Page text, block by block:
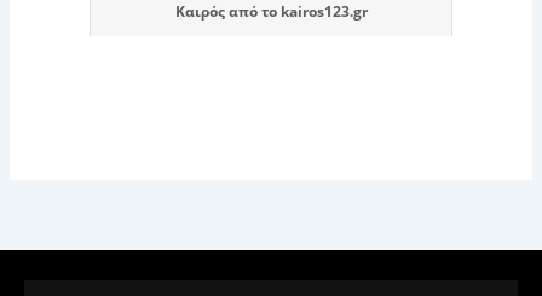
Καιρόςαπό το kairos123.gr